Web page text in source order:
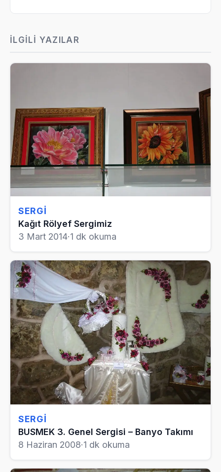
İLGILI YAZILAR
SERGI
Kağıt Rölyef Sergimiz
3 Mart 2014·1 dk okuma
SERGI
BUSMEK 3. Genel Sergisi – Banyo Takımı
8 Haziran 2008·1 dk okuma